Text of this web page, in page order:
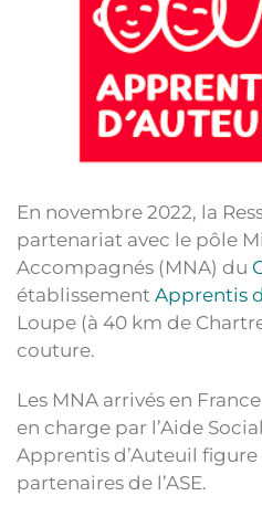
En novembre 2022, la
partenariat avec le pôle
Accompagnés (MNA) du
établissement Apprentis
Loupe (à 40 km de
couture.
Les MNA arrivés en
en charge par l’Aide
Apprentis d’Auteuil
partenaires de l’ASE.